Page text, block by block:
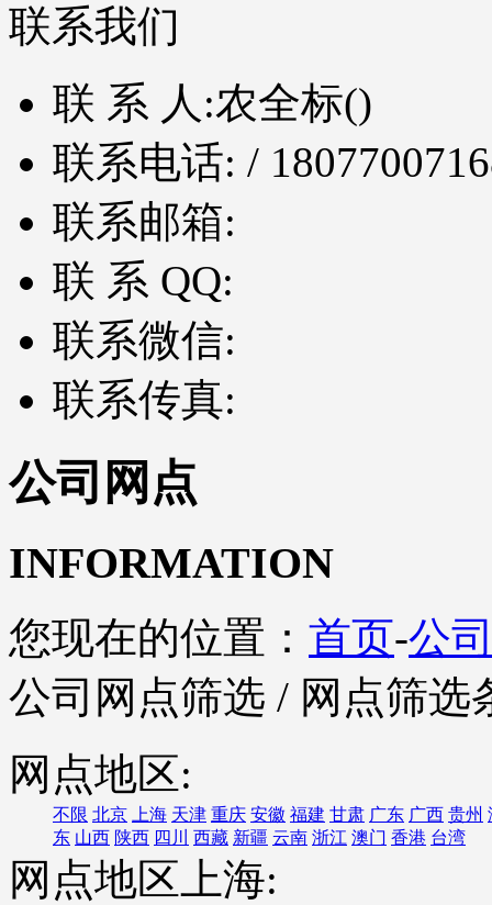
联系我们
联 系 人:农全标()
联系电话: /
联系邮箱:
联 系 QQ:
联系微信:
联系传真:
公司网点
INFORMATION
您现在的位置： 首页-公
公司网点筛选 / 网点筛选
网点地区:
不限 北京 上海 天津 重庆 安徽 福建 甘肃 广东 广西 贵州
东 山西 陕西 四川 西藏 新疆 云南 浙江 澳门 香港 台湾
网点地区上海: